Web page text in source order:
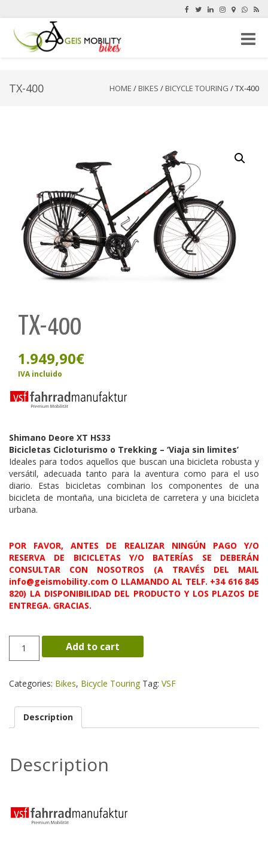
Toggle
TX-400 HOME / BIKES / BICYCLE TOURING / TX-400
TX-400
1.949,90€
IVA incluido
Shimano Deore XT HS33
Bicicletas Cicloturismo o Trekking – ‘Viaja sin limites’
Ideales para todos aquellos que buscan una bicicleta robusta y
versátil, adecuada tanto para la aventura como para el uso
diario. Estas bicicletas combinan los componentes de una
bicicleta de montaña, una bicicleta de carretera y una bicicleta
urbana.
POR FAVOR, ANTES DE REALIZAR NINGÚN PAGO Y/O
RESERVA DE BICICLETAS Y/O BATERÍAS SE DEBERÁN
CONSULTAR CON NOSOTROS (A TRAVÉS DEL MAIL
info@geismobility.com O LLAMANDO AL TELF. +34 616 845
820) LA DISPONIBILIDAD DEL PRODUCTO Y LOS PLAZOS DE
ENTREGA. GRACIAS.
Add to cart
Categories: Bikes, Bicycle Touring Tag: VSF
Description
Description